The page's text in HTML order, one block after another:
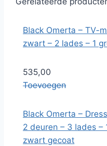
Black Omerta – TV-
zwart – 2 lades – 1
535,00
Toevoegen
Black Omerta –
2 deuren – 3 lades –
zwart gecoat